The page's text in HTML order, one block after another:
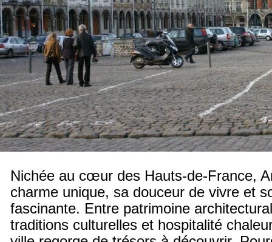
Nichée au cœur des Hauts-de-France,
charme unique, sa douceur de vivre et
fascinante. Entre patrimoine
traditions culturelles et hospitalité